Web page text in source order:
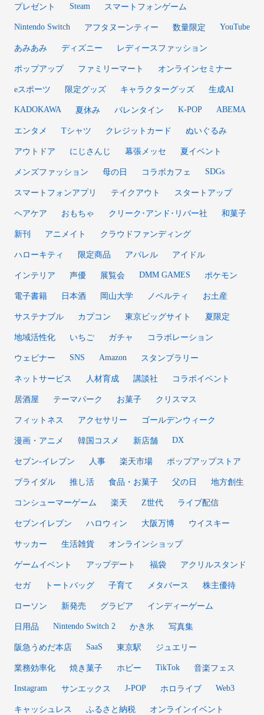
プレゼント Steam スマートフォンゲーム
Nintendo Switch アフタヌーンティー 数量限定 YouTube
あみあみ ディズニー レディースファッション
ポップアップ ファミリーマート オンラインセミナー
eスポーツ 限定グッズ キャラクターグッズ 生成AI
KADOKAWA 夏休み バレンタイン K-POP ABEMA
エンタメ Tシャツ クレジットカード ぬいぐるみ
アウトドア にじさんじ 幕張メッセ 夏イベント
メンズファッション 母の日 コラボカフェ SDGs
スマートフォンアプリ テイクアウト スタートアップ
ヘアケア おもちゃ クリーク･アンド･リバー社 和菓子
新刊 アニメイト クラウドファンディング
ハローキティ 限定商品 アパレル アイドル
インテリア 声優 展覧会 DMM GAMES ポケモン
電子書籍 日本酒 岡山大学 ノベルティ お土産
サステナブル カプコン 東京ビッグサイト 夏限定
地域活性化 いちご ガチャ コラボレーション
ウェビナー SNS Amazon スタンプラリー
ネットサービス 人材育成 講談社 コラボイベント
居酒屋 テーマパーク お菓子 クリスマス
フィットネス アクセサリー ゴールデンウィーク
漫画・アニメ 韓国コスメ 新店舗 DX
セブン‐イレブン 人事 楽天市場 ポップアップストア
ブライダル 推し活 食品・お菓子 父の日 地方創生
コンシューマーゲーム 楽天 Z世代 ライブ配信
セブンイレブン ハロウィン 大阪万博 ウイスキー
サッカー 生活雑貨 オンラインショップ
ゲームイベント アップデート 福袋 アクリルスタンド
セガ トートバッグ 子育て メタバース 株主優待
ローソン 新発売 グラビア インディーゲーム
日用品 Nintendo Switch 2 かき氷 写真集
阪急うめだ本店 SaaS 東京駅 ジュエリー
業務効率化 焼き菓子 ホビー TikTok 音楽フェス
Instagram サンエックス J-POP ホロライブ Web3
キャッシュレス ふるさと納税 オンラインイベント